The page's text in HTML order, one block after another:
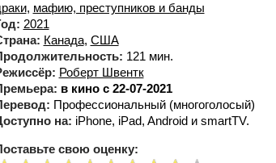
, мафию, преступников и банды
2021
Канада, США
121 мин.
Роберт Швентк
в кино с 22-07-2021
Профессиональный (многоголосый)
на: iPhone, iPad, Android и smartTV.
свою оценку: